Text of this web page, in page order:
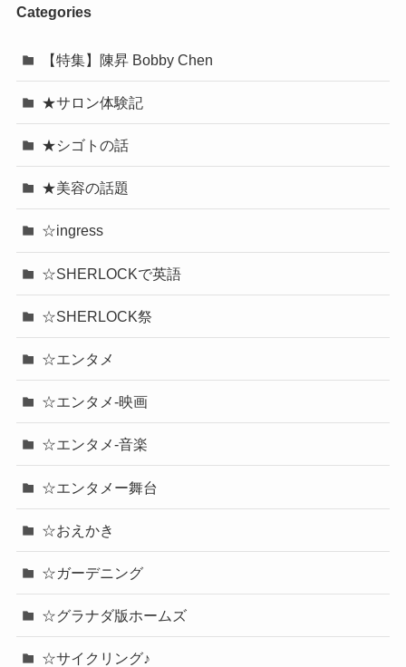
Categories
【特集】陳昇 Bobby Chen
★サロン体験記
★シゴトの話
★美容の話題
☆ingress
☆SHERLOCKで英語
☆SHERLOCK祭
☆エンタメ
☆エンタメ-映画
☆エンタメ-音楽
☆エンタメー舞台
☆おえかき
☆ガーデニング
☆グラナダ版ホームズ
☆サイクリング♪